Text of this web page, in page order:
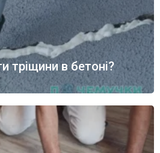
тріщини в бетоні?